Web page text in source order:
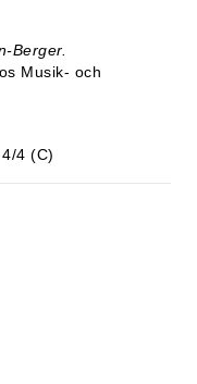
Berger.
Musik- och
4 (C)